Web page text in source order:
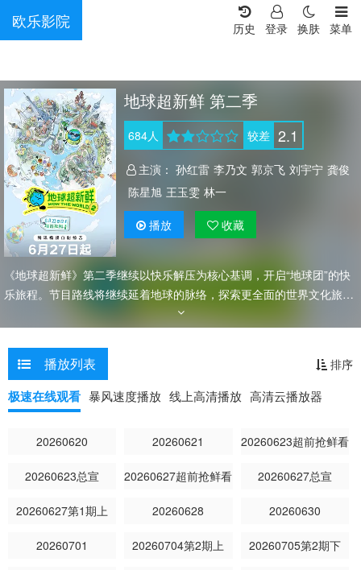
欧乐影院 菜单
换肤
登录
历史
地球超新鲜 第二季
684人 较差 2.1
主演： 孙红雷 李乃文 郭京飞 刘宇宁 龚俊
陈星旭 王玉雯 林一
播放 收藏
《地球超新鲜》第二季继续以快乐解压为核心基调，开启“地球团”的快
乐旅程。节目路线将继续延着地球的脉络，探索更全面的世界文化旅行
和体验。节目以旅行 奇趣体验 游戏任务 世界美食为四重看点，不仅延
续赛道欢乐属性，也会体验更多人文和自然奇观，走进世界各地街头巷
尾，展现丰富多样的风土民情，玩转地球。
播放列表 排序
极速在线观看 暴风速度播放 线上高清播放 高清云播放器
20260620 20260621 20260623超前抢鲜看
20260623总宣 20260627超前抢鲜看 20260627总宣
20260627第1期上 20260628 20260630
20260701 20260704第2期上 20260705第2期下